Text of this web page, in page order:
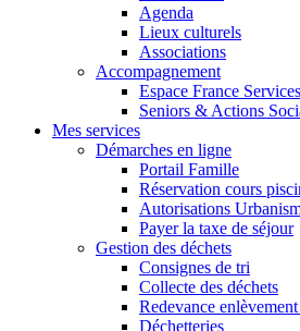
Agenda
Lieux culturels
Associations
Accompagnement
Espace France Services
Seniors & Actions
Mes services
Démarches en ligne
Portail Famille
Réservation cours
Autorisations
Payer la taxe de séjour
Gestion des déchets
Consignes de tri
Collecte des déchets
Redevance
Déchetteries